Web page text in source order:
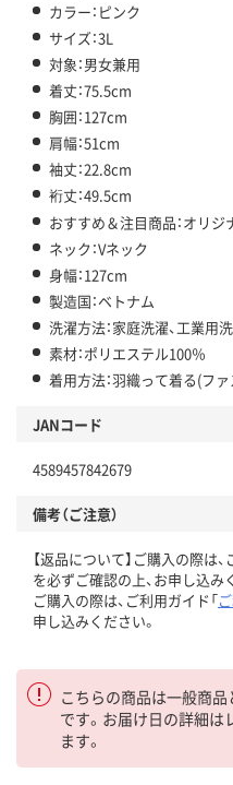
カラー：ピンク
サイズ：3L
対象：男女兼用
着丈：75.5cm
胸囲：127cm
肩幅：51cm
袖丈：22.8cm
裄丈：49.5cm
おすすめ＆注目商品：オリジ
ネック：Vネック
身幅：127cm
製造国：ベトナム
洗濯方法：家庭洗濯、工業用
素材：ポリエステル100％
着用方法：羽織って着る(フ
JANコード
4589457842679
備考（ご注意）
【返品について】ご購入の際は
を必ずご確認の上、お申し込み
ご購入の際は、ご利用ガイド「
申し込みください。
こちらの商品は一般商
です。お届け日の詳細
ます。